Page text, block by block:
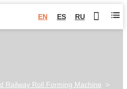
EN ES RU
Railway Roll Forming Machine >